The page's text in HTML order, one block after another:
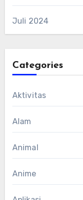
Juli 2024
Categories
Aktivitas
Alam
Animal
Anime